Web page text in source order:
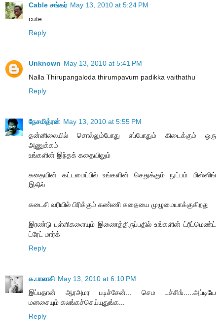
Cable சங்கர் May 13, 2010 at 5:24 PM
cute
Reply
Unknown May 13, 2010 at 5:41 PM
Nalla Thirupangaloda thirumpavum padikka vaithathu
Reply
நேசமித்ரன் May 13, 2010 at 5:55 PM
தன்னிலையில் சொல்லும்போது எப்போதும் கிடைக்கும் ஒரு
அணுக்கம்
உங்களின் இந்தக் கதையிலும்
கதையின் கட்டமைப்பில் உங்களின் செதுக்கும் நுட்பம் மிஸ்ஸிங்
இதில்
கடைசி வரியில் பிரிக்கும் கண்ணி கதையை முழுமையாக்குகிறது
இரண்டு புள்ளிகளையும் இணைத்திருப்பதில் உங்களின் ட்ரீட்மெண்ட்
ட்ரேட் மார்க்
Reply
க.பாலாசி May 13, 2010 at 6:10 PM
இப்பதான் ஆரஅமர படிச்சேன்... செம டச்சிங்.....அப்டியே
மனசையும் கலங்கச்செய்யுதுங்க...
Reply